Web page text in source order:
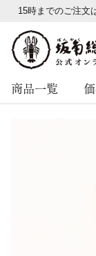
15時までのご注文
商品一覧